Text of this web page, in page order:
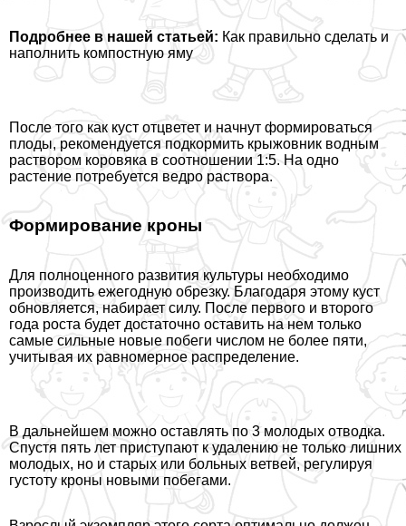
Подробнее в нашей статьей: Как правильно сделать и
наполнить компостную яму
После того как куст отцветет и начнут формироваться
плоды, рекомендуется подкормить крыжовник водным
раствором коровяка в соотношении 1:5. На одно
растение потребуется ведро раствора.
Формирование кроны
Для полноценного развития культуры необходимо
производить ежегодную обрезку. Благодаря этому куст
обновляется, набирает силу. После первого и второго
года роста будет достаточно оставить на нем только
самые сильные новые побеги числом не более пяти,
учитывая их равномерное распределение.
В дальнейшем можно оставлять по 3 молодых отводка.
Спустя пять лет приступают к удалению не только лишних
молодых, но и старых или больных ветвей, регулируя
густоту кроны новыми побегами.